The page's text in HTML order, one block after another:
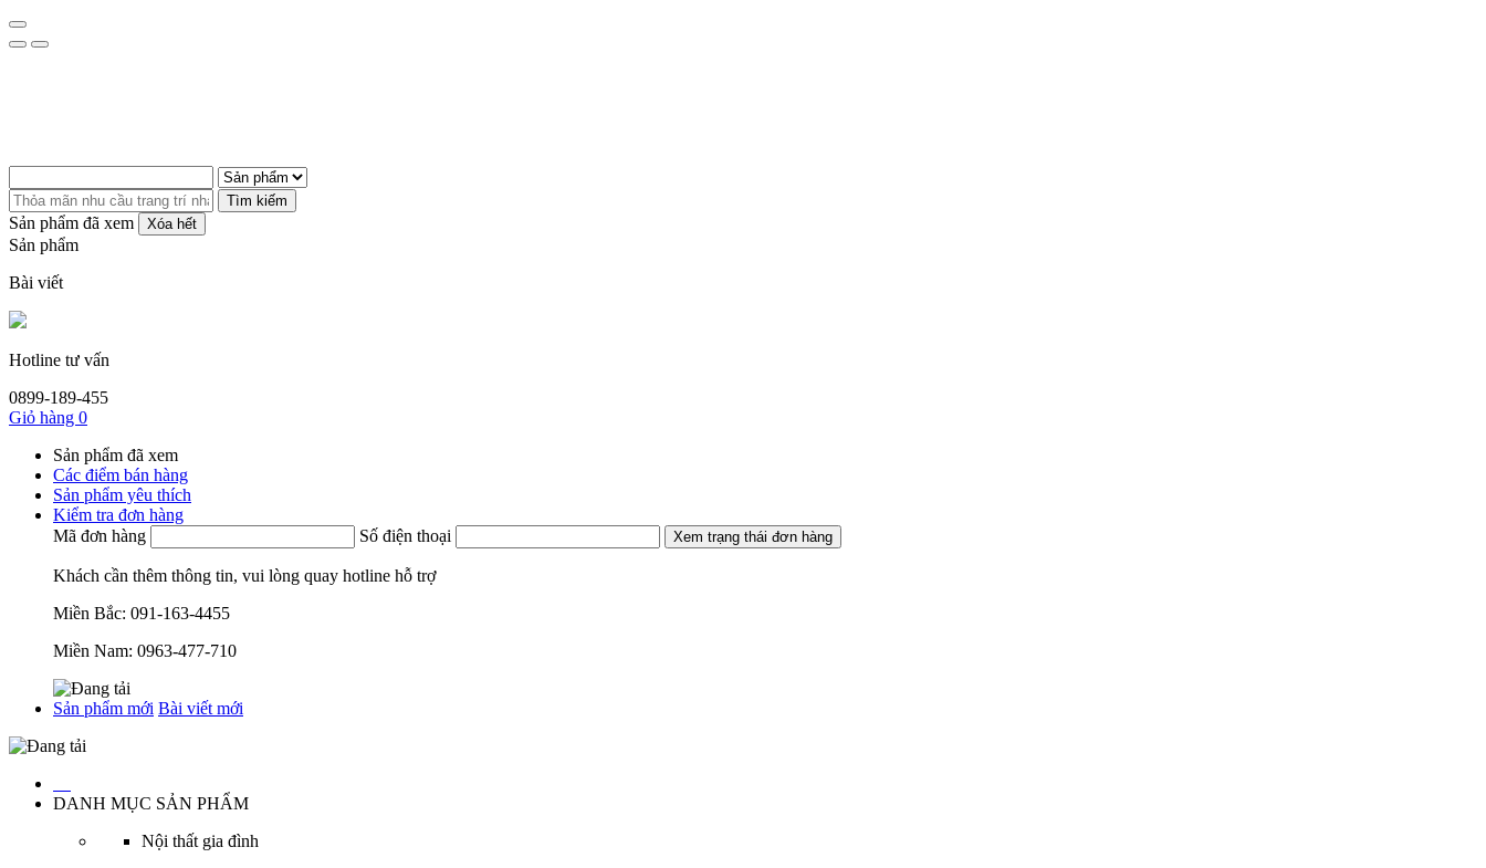
Tìm kiếm
Sản phẩm đã xem Xóa hết
Sản phẩm
Bài viết
Hotline tư vấn
0899-189-455
Giỏ hàng 0
Sản phẩm đã xem
Các điểm bán hàng
Sản phẩm yêu thích
Kiểm tra đơn hàng
Mã đơn hàng
Số điện thoại Xem trạng thái đơn hàng
Khách cần thêm thông tin, vui lòng quay hotline hỗ trợ
Miền Bắc: 091-163-4455
Miền Nam: 0963-477-710
Sản phẩm mới Bài viết mới
DANH MỤC SẢN PHẨM
Nội thất gia đình